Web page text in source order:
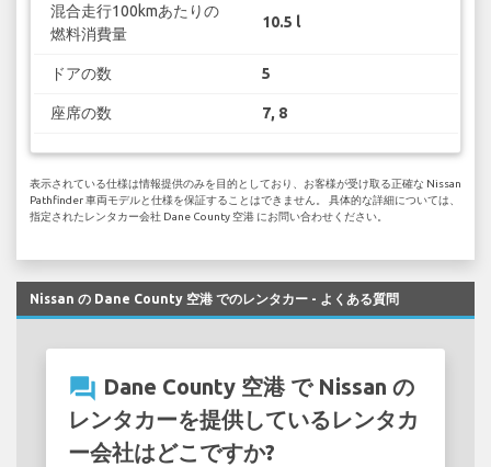
混合走行100kmあたりの
燃料消費量
10.5 l
ドアの数 5
座席の数 7, 8
表示されている仕様は情報提供のみを目的としており、お客様が受け取る正確な Nissan
Pathfinder 車両モデルと仕様を保証することはできません。 具体的な詳細については、
指定されたレンタカー会社 Dane County 空港 にお問い合わせください。
Nissan の Dane County 空港 でのレンタカー - よくある質問
question_answer Dane County 空港 で Nissan の
レンタカーを提供しているレンタカ
ー会社はどこですか?